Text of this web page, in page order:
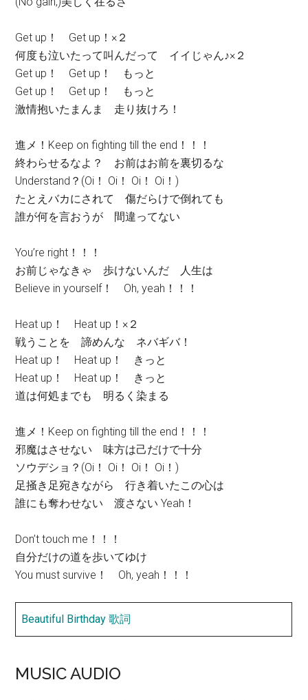
Get up！ Get up！×２
何度も泣いたって叫んだって イイじゃん♪×２
Get up！ Get up！ もっと
Get up！ Get up！ もっと
激情抱いたまんま 走り抜けろ！
進メ！Keep on fighting till the end！！！
終わらせるなよ？ お前はお前を裏切るな
Understand？(Oi！ Oi！ Oi！ Oi！)
たとえバカにされて 傷だらけで倒れても
誰が何を言おうが 間違ってない
You’re right！！！
お前じゃなきゃ 歩けないんだ 人生は
Believe in yourself！ Oh, yeah！！！
Heat up！ Heat up！×２
戦うことを 諦めんな ネバギバ！
Heat up！ Heat up！ きっと
Heat up！ Heat up！ きっと
道は何処までも 明るく染まる
進メ！Keep on fighting till the end！！！
邪魔はさせない 味方は己だけで十分
ソウデショ？(Oi！ Oi！ Oi！ Oi！)
足掻き足宛きながら 行き着いたこの心は
誰にも奪わせない 渡さない Yeah！
Don’t touch me！！！
自分だけの道を歩いてゆけ
You must survive！ Oh, yeah！！！
Beautiful Birthday 歌詞
MUSIC AUDIO